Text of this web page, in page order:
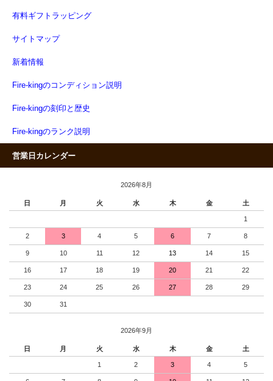
有料ギフトラッピング
サイトマップ
新着情報
Fire-kingのコンディション説明
Fire-kingの刻印と歴史
Fire-kingのランク説明
営業日カレンダー
2026年8月
日 月 火 水 木 金 土
1
2 3 4 5 6 7 8
9 10 11 12 13 14 15
16 17 18 19 20 21 22
23 24 25 26 27 28 29
30 31
2026年9月
日 月 火 水 木 金 土
1 2 3 4 5